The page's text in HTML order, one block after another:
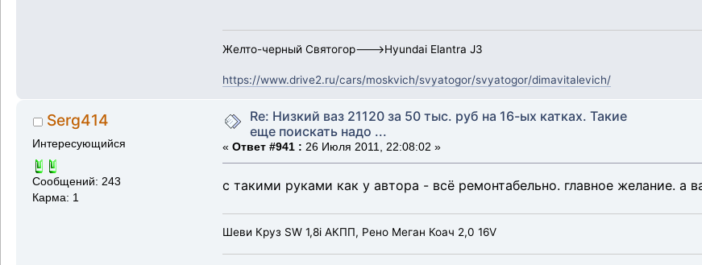
Желто-черный Святогор--->Hyundai Elantra J3
https://www.drive2.ru/cars/moskvich/svyatogor/svyatogor/dimavitalevich/
Serg414
Интересующийся
Сообщений: 243
Карма: 1
Re: Низкий ваз 21120 за 50 тыс. руб на 16-ых катках. Такие
еще поискать надо ...
« Ответ #941 : 26 Июля 2011, 22:08:02 »
с такими руками как у автора - всё ремонтабельно. главное желание. а
Шеви Круз SW 1,8i АКПП, Рено Меган Коач 2,0 16V